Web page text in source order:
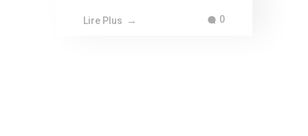
canadienne des
Lire Plus 0